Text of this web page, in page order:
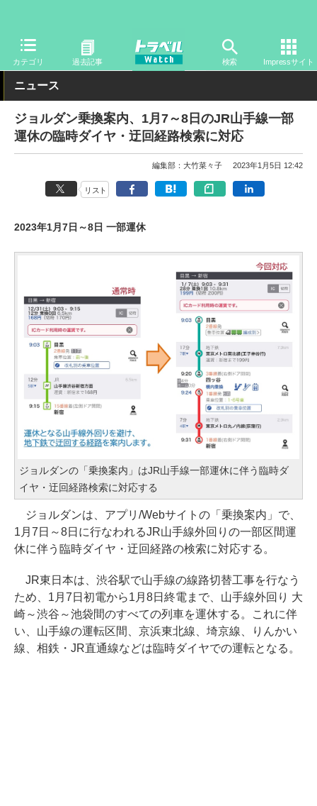
カテゴリ 過去記事 検索 Impressサイト
トラベル Watch 旅の方法 鉄旅 鉄道
ニュース
ジョルダン乗換案内、1月7～8日のJR山手線一部
運休の臨時ダイヤ・迂回経路検索に対応
編集部：大竹菜々子 2023年1月5日 12:42
リスト
2023年1月7日～8日 一部運休
ジョルダンの「乗換案内」はJR山手線一部運休に伴う臨時ダ
イヤ・迂回経路検索に対応する
ジョルダンは、アプリ/Webサイトの「乗換案内」で、
1月7日～8日に行なわれるJR山手線外回りの一部区間運
休に伴う臨時ダイヤ・迂回経路の検索に対応する。
JR東日本は、渋谷駅で山手線の線路切替工事を行なう
ため、1月7日初電から1月8日終電まで、山手線外回り 大
崎～渋谷～池袋間のすべての列車を運休する。これに伴
い、山手線の運転区間、京浜東北線、埼京線、りんかい
線、相鉄・JR直通線などは臨時ダイヤでの運転となる。